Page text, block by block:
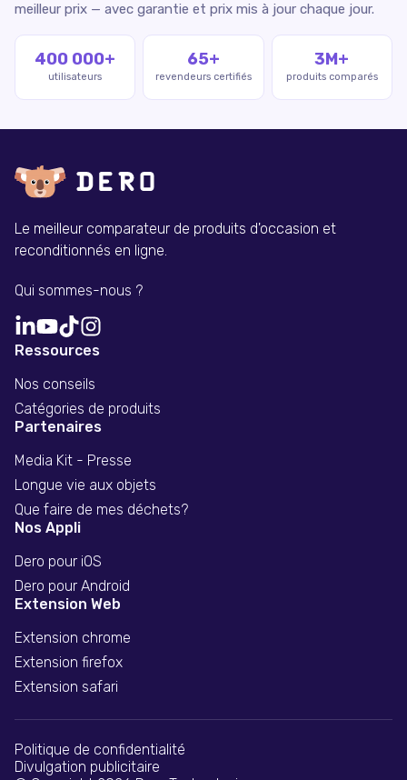
meilleur prix — avec garantie et prix mis à jour chaque jour.
400 000+
utilisateurs
65+
revendeurs certifiés
3M+
produits comparés
Le meilleur comparateur de produits d'occasion et
reconditionnés en ligne.
Qui sommes-nous ?
Ressources
Nos conseils
Catégories de produits
Partenaires
Media Kit - Presse
Longue vie aux objets
Que faire de mes déchets?
Nos Appli
Dero pour iOS
Dero pour Android
Extension Web
Extension chrome
Extension firefox
Extension safari
Politique de confidentialité
Divulgation publicitaire